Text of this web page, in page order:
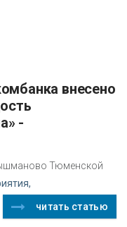
-
Тюменской
читать статью